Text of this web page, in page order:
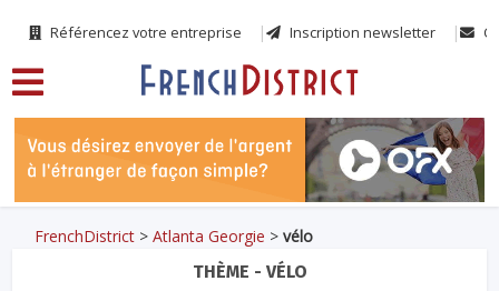
Référencez votre entreprise Inscription newsletter
FrenchDistrict >Atlanta Georgie >vélo
THÈME - VÉLO